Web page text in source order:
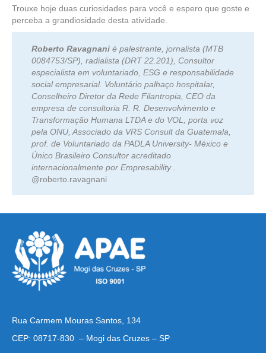
Trouxe hoje duas curiosidades para você e espero que goste e
perceba a grandiosidade desta atividade.
Roberto Ravagnani é palestrante, jornalista (MTB
0084753/SP), radialista (DRT 22.201), Consultor
especialista em voluntariado, ESG e responsabilidade
social empresarial. Voluntário palhaço hospitalar,
Conselheiro Diretor da Rede Filantropia, CEO da
empresa de consultoria R. R. Desenvolvimento e
Transformação Humana LTDA e do VOL, porta voz
pela ONU, Associado da VRS Consult da Guatemala,
prof. de Voluntariado da PADLA University- México e
Único Brasileiro Consultor acreditado
internacionalmente por Empresability .
@roberto.ravagnani
Rua Carmem Mouras Santos, 134
CEP: 08717-830 – Mogi das Cruzes – SP